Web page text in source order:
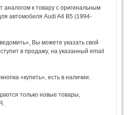
аналогом к товару с оригинальным
автомобиля Audi A4 B5 (1994-
Вы можете указать свой
в продажу, на указанный email
«купить», есть в наличии.
только новые товары,